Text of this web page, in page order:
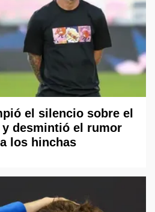
el silencio sobre el
desmintió el rumor
los hinchas